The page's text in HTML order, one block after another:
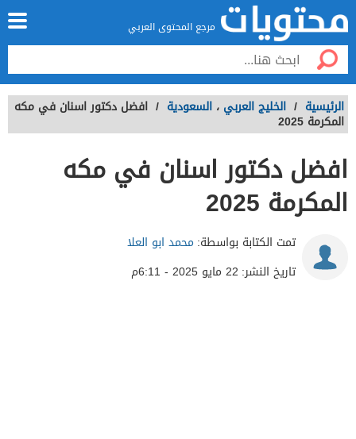
مرجع المحتوى العربي
الرئيسية / الخليج العربي ، السعودية / افضل دكتور اسنان في مكه
المكرمة 2025
افضل دكتور اسنان في مكه
المكرمة 2025
تمت الكتابة بواسطة: محمد ابو العلا
تاريخ النشر: 22 مايو 2025 - 6:11م